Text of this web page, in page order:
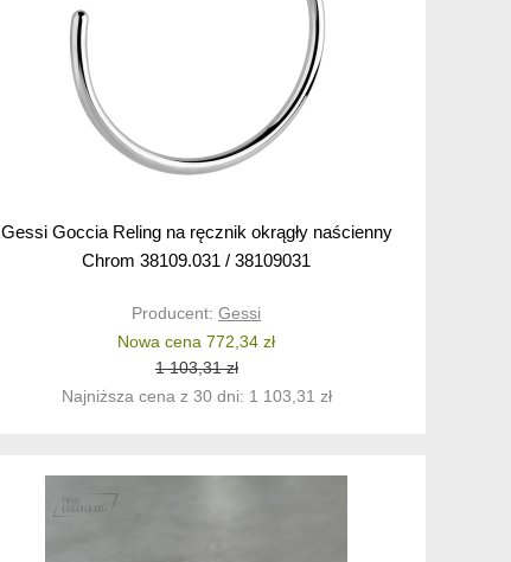
Gessi Goccia Reling na ręcznik okrągły naścienny
Chrom 38109.031 / 38109031
Producent:Gessi
Nowa cena 772,34 zł
1 103,31 zł
Najniższa cena z 30 dni: 1 103,31 zł